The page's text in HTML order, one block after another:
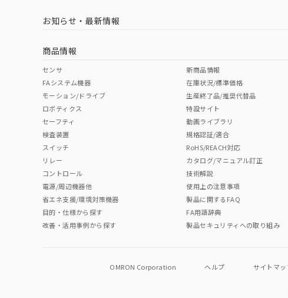
中国 RoHS 注意事項・凡例
中国 RoHS表
Pb Hg Cr(VI)
"対応済み"や非含有の記載がされた商品であっても、流通在庫等
非含有品が必要な際は、弊社営業部門もしくは販売店へお問い合
（イギリス
（ノルウェー
お知らせ・最新情報
商品情報
センサ
FAシステム機器
モーション/ドライブ
ロボティクス
セーフティ
検査装置
スイッチ
リレー
コントロール
電源/周辺機器他
省エネ支援/環境対策機器
目的・仕様から探す
改善・活用事例から探す
新商品情報
在庫状況/標準価格
生産終了品/推奨代替品
特設サイト
動画ライブラリ
規格認証/適合
RoHS/REACH対応
カタログ/マニュアル訂正
技術解説
使用上の注意事項
製品に関するFAQ
FA用語辞典
製品セキュリティへの取り組み
OMRON Corporation ヘルプ サイトマ